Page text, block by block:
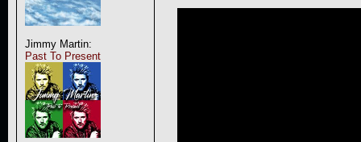
Jimmy Martin:
Past To Present